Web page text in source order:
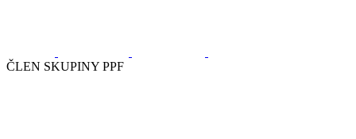
ČLEN SKUPINY PPF